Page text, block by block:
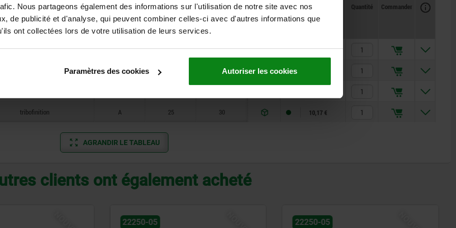
Nous partageons également des informations sur l'utilisation de notre site avec nos
de publicité et d'analyse, qui peuvent combiner celles-ci avec d'autres informations que
ont collectées lors de votre utilisation de leurs services.
Paramètres des cookies Autoriser les cookies
Surface du corps de base Forme D2 H3
CAO
Disponibilité
Prix
Quantité Commander
tribofinition A 14 14 3,53 €
A 20
tribofinition A 25 30 10,17 €
AGRANDIR LE TABLEAU
clients ont également acheté
22250-05 06174